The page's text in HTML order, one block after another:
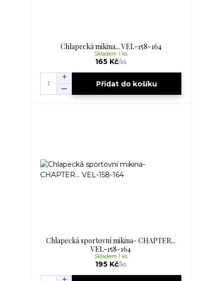
Chlapecká mikina... VEL-158-164
165 Kč/ks
Skladem 1 ks
Přidat do košíku
Chlapecká sportovní mikina- CHAPTER...
VEL-158-164
195 Kč/ks
Skladem 1 ks